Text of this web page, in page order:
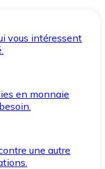
vous intéressent
en monnaie
une autre